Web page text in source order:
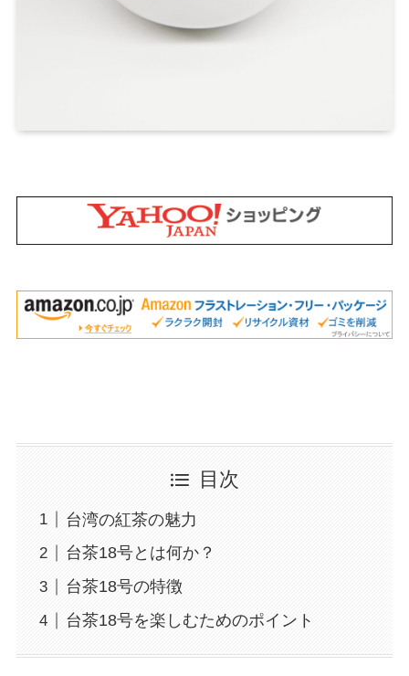
目次
台湾の紅茶の魅力
台茶18号とは何か？
台茶18号の特徴
台茶18号を楽しむためのポイント